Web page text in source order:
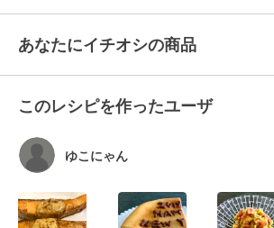
あなたにイチオシの商品
このレシピを作ったユーザ
ゆこにゃん